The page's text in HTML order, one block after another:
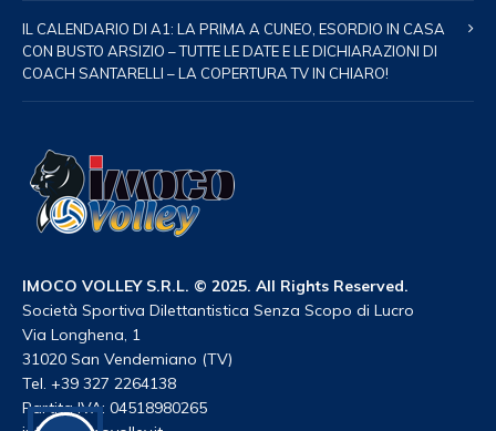
IL CALENDARIO DI A1: LA PRIMA A CUNEO, ESORDIO IN CASA
CON BUSTO ARSIZIO – TUTTE LE DATE E LE DICHIARAZIONI DI
COACH SANTARELLI – LA COPERTURA TV IN CHIARO!
IMOCO VOLLEY S.R.L. © 2025. All Rights Reserved.
Società Sportiva Dilettantistica Senza Scopo di Lucro
Via Longhena, 1
31020 San Vendemiano (TV)
Tel. +39 327 2264138
Partita IVA: 04518980265